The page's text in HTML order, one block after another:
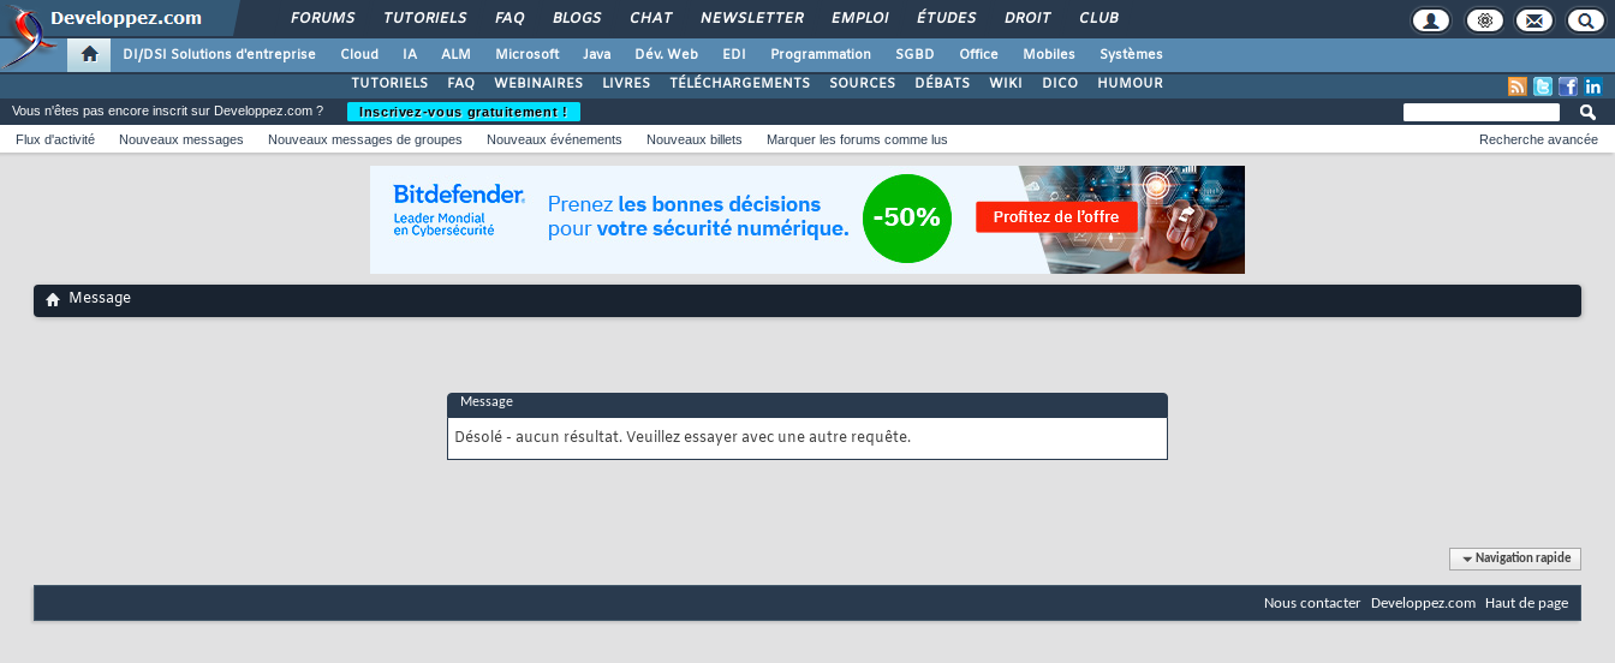
FORUMS TUTORIELS FAQ BLOGS CHAT NEWSLETTER EMPLOI ÉTUDES DROIT CLUB
DI/DSI Solutions d'entreprise Cloud IA ALM Microsoft Java Dév. Web EDI Programmation SGBD Office Mobiles
Systèmes
TUTORIELS
FAQ WEBINAIRES LIVRES TÉLÉCHARGEMENTS SOURCES DÉBATS WIKI DICO HUMOUR
Vous n'êtes pas encore inscrit sur Developpez.com ?
Inscrivez-vous gratuitement !
Flux d'activité
Nouveaux messages Nouveaux messages de groupes Nouveaux événements Nouveaux billets Marquer les forums comme lus Recherche avancée
Message
Message
Désolé - aucun résultat. Veuillez essayer avec une autre requête.
Navigation rapide
Nous contacter Developpez.com Haut de page